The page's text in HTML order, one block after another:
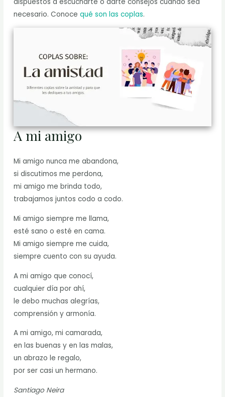
necesario. Conocequé son las coplas.
A mi amigo
Mi amigo nunca me abandona,
si discutimos me perdona,
mi amigo me brinda todo,
trabajamos juntos codo a codo.
Mi amigo siempre me llama,
esté sano o esté en cama.
Mi amigo siempre me cuida,
siempre cuento con su ayuda.
A mi amigo que conocí,
cualquier día por ahí,
le debo muchas alegrías,
comprensión y armonía.
A mi amigo, mi camarada,
en las buenas y en las malas,
un abrazo le regalo,
por ser casi un hermano.
Santiago Neira